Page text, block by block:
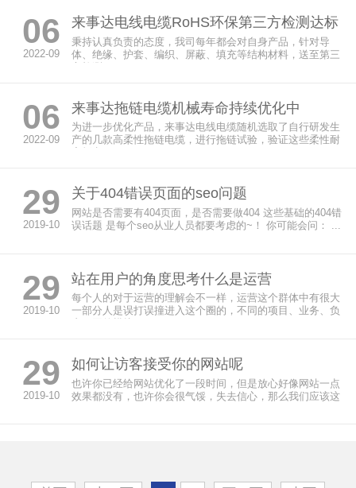
06
2022-09
来事达电线电缆RoHS环保第三方检测达标
秉持认真负责的态度，我司每年都会对自身产品，针对导
体、绝缘、护套、编织、屏蔽、填充等结构材料，送至第三
06
2022-09
来事达拖链电缆机械寿命持续优化中
为进一步优化产品，来事达电线电缆随机选取了自行研发生
产的几款高柔性拖链电缆，进行拖链试验，验证这些柔性耐
29
2019-10
关于404错误页面的seo问题
网站是否需要有404页面，是否需要做404 这些基础的404错
误话题 是每个seo从业人员都要考虑的~！ 你可能会问： ...
29
2019-10
站在用户的角度思考什么是运营
每个人的对于运营的理解会不一样，运营这个群体中有很大
一部分人是误打误撞进入这个圈的，不同的项目、业务、负
29
2019-10
如何让访客接受你的网站呢
也许你已经给网站优化了一段时间，但是放心好像网站一点
效果都没有，也许你会很气馁，失去信心，那么我们应该这